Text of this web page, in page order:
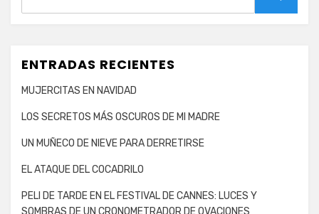
ENTRADAS RECIENTES
MUJERCITAS EN NAVIDAD
LOS SECRETOS MÁS OSCUROS DE MI MADRE
UN MUÑECO DE NIEVE PARA DERRETIRSE
EL ATAQUE DEL COCADRILO
PELI DE TARDE EN EL FESTIVAL DE CANNES: LUCES Y
SOMBRAS DE UN CRONOMETRADOR DE OVACIONES